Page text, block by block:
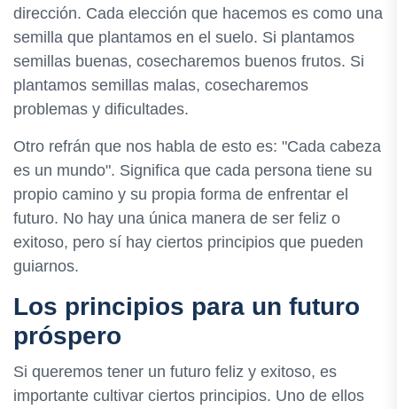
dirección. Cada elección que hacemos es como una
semilla que plantamos en el suelo. Si plantamos
semillas buenas, cosecharemos buenos frutos. Si
plantamos semillas malas, cosecharemos
problemas y dificultades.
Otro refrán que nos habla de esto es: "Cada cabeza
es un mundo". Significa que cada persona tiene su
propio camino y su propia forma de enfrentar el
futuro. No hay una única manera de ser feliz o
exitoso, pero sí hay ciertos principios que pueden
guiarnos.
Los principios para un futuro
próspero
Si queremos tener un futuro feliz y exitoso, es
importante cultivar ciertos principios. Uno de ellos